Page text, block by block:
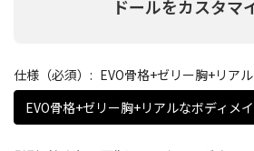
ドールをカスタマ
仕様（必須）: EVO骨格+ゼリー胸+リア
EVO骨格+ゼリー胸+リアルなボディメ